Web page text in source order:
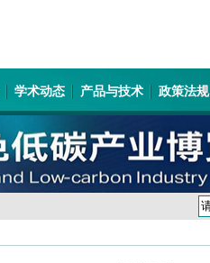
学术动态 产品与技术 政策法规